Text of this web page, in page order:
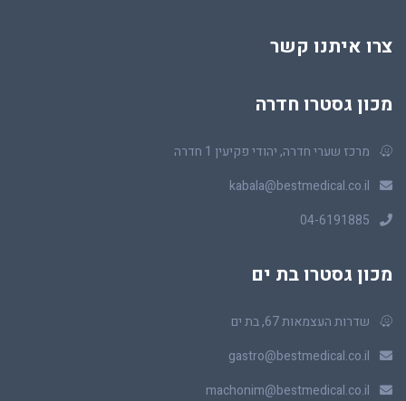
צרו איתנו קשר
מכון גסטרו חדרה
מרכז שערי חדרה, יהודי פקיעין 1 חדרה
kabala@bestmedical.co.il
04-6191885
מכון גסטרו בת ים
שדרות העצמאות 67, בת ים
gastro@bestmedical.co.il
machonim@bestmedical.co.il